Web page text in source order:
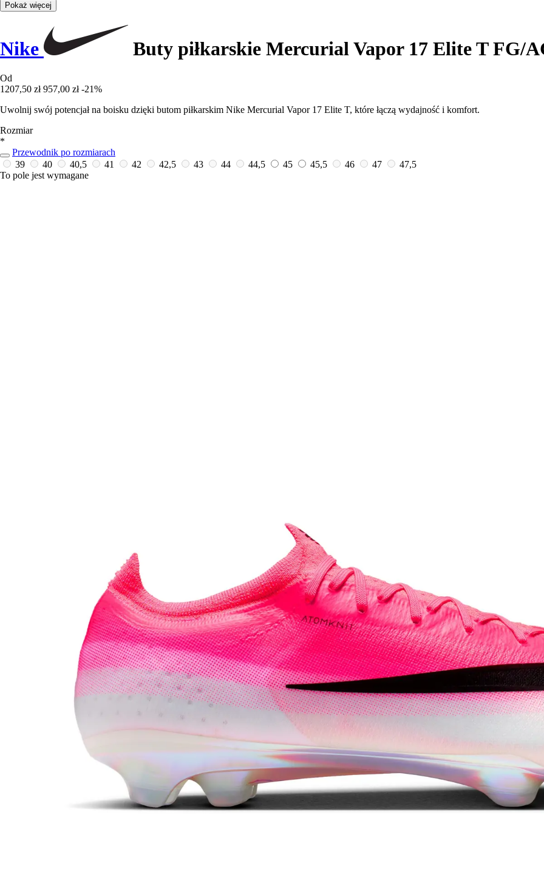
Pokaż więcej
Nike Buty piłkarskie Mercurial Vapor 17 Elite T FG/
Od
1207,50 zł 957,00 zł -21%
Uwolnij swój potencjał na boisku dzięki butom piłkarskim Nike Mercurial Vapor 17 Elite T, które łączą wydajność i komfort.
Rozmiar
*
Przewodnik po rozmiarach
39
40 40,5 41 42 42,5 43 44 44,5 45 45,5 46 47
47,5
To pole jest wymagane